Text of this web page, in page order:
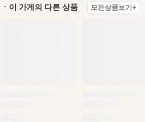
ㆍ이 가게의 다른 상품 모든상품보기+